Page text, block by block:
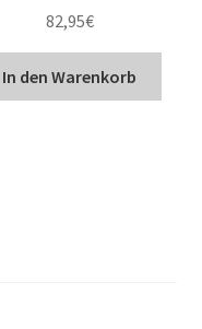
82,95€
In den Warenkorb